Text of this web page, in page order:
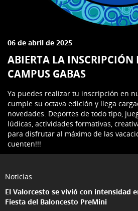
06 de abril de 2025
ABIERTA LA INSCRIPCIÓN
CAMPUS GABAS
Ya puedes realizar tu inscripción en
cumple su octava edición y llega
novedades. Deportes de todo tipo,
lúdicas, actividades formativas,
para disfrutar al máximo de las
cuenten!!!
Noticias
El Valorcesto se vivió con intensidad
Fiesta del Baloncesto PreMini